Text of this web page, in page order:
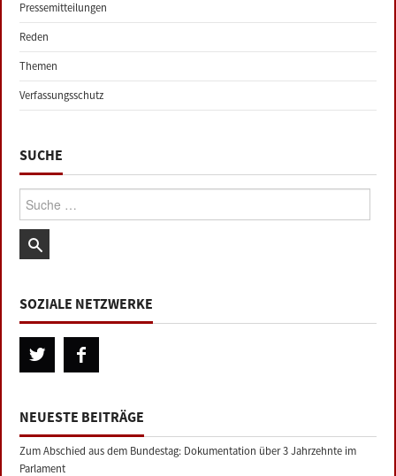
Pressemitteilungen
Reden
Themen
Verfassungsschutz
SUCHE
Suche:
SOZIALE NETZWERKE
NEUESTE BEITRÄGE
Zum Abschied aus dem Bundestag: Dokumentation über 3 Jahrzehnte im
Parlament